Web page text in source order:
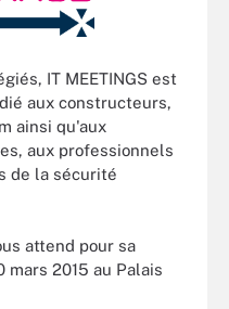
IT MEETINGS est
aux constructeurs,
ainsi qu'aux
aux professionnels
de la sécurité
attend pour sa
2015 au Palais